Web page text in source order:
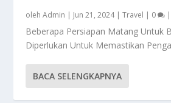
olehAdmin | Jun 21, 2024|Travel | 0
Beberapa Persiapan Matang Untuk
Diperlukan Untuk Memastikan
BACA SELENGKAPNYA